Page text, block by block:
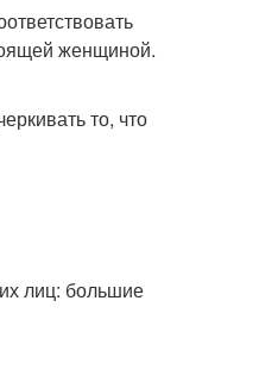
женщиной.
то, что
лиц: большие